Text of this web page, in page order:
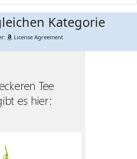
Kategorie
License Agreement